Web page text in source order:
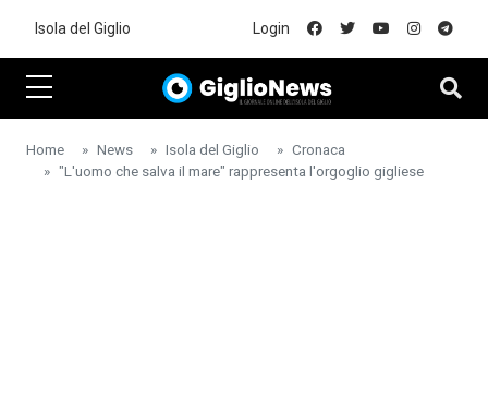
Isola del Giglio Login
Home News Isola del Giglio
Cronaca
"L'uomo che salva il mare" rappresenta l'orgoglio gigliese